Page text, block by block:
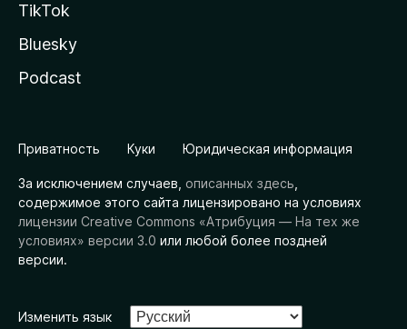
TikTok
Bluesky
Podcast
Приватность Куки Юридическая информация
За исключением случаев, описанных здесь
содержимое этого сайта лицензировано на условиях
лицензии Creative Commons «Атрибуция — На тех же
условиях» версии 3.0 или любой более поздней
версии.
Изменить язык